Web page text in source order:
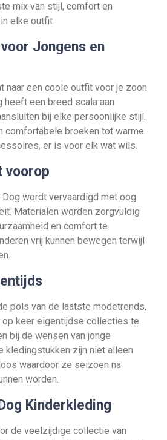
mix van stijl, comfort en
elke outfit.
Jongens en
naar een coole outfit voor je zoon
heeft een breed scala aan
bij elke persoonlijke stijl.
comfortabele broeken tot warme
er is voor elk wat wils.
voorop
wordt vervaardigd met oog
Materialen worden zorgvuldig
en comfort te
vrij kunnen bewegen terwijl
pols van de laatste modetrends,
keer eigentijdse collecties te
bij de wensen van jonge
kledingstukken zijn niet alleen
waardoor ze seizoen na
worden.
Kinderkleding
de veelzijdige collectie van